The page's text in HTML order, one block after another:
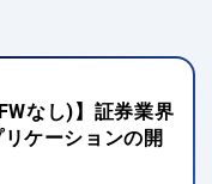
なし)】証券業界
ケーションの開